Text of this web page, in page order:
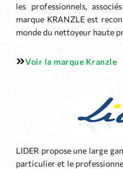
les professionnels,
marque KRANZLE est
monde du nettoyeur haute
Voir la marque Kranzle
LIDER propose une large
particulier et le